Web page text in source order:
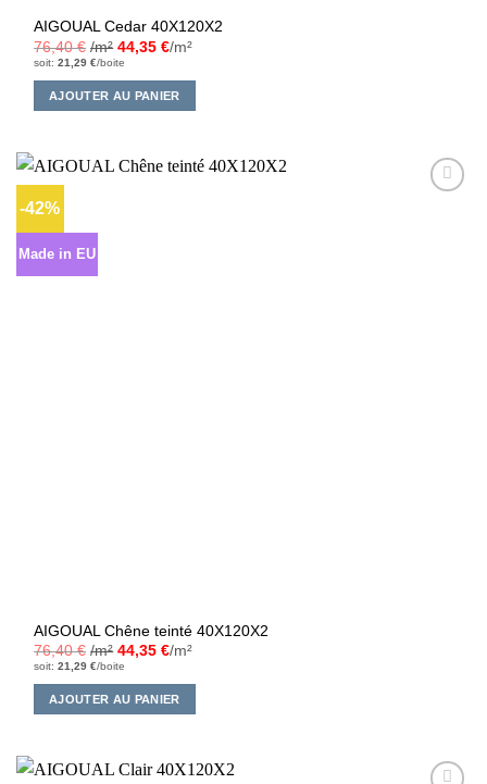
AIGOUAL Cedar 40X120X2
76,40€ /m² 44,35€/m²
soit:21,29€/boite
AJOUTER AU PANIER
-42%
Made in EU
AIGOUAL Chêne teinté 40X120X2
76,40€ /m² 44,35€/m²
soit:21,29€/boite
AJOUTER AU PANIER